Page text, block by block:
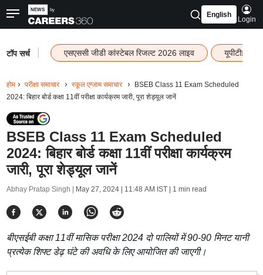
English
Login
टॉप सर्च एसएससी जीडी कांस्टेबल रिजल्ट 2026 लाइव यूपीटीईटी
होम परीक्षा समाचार स्कूल एग्जाम समाचार
BSEB Class 11 Exam Scheduled
2024: बिहार बोर्ड कक्षा 11वीं परीक्षा कार्यक्रम जारी, पूरा शेड्यूल जानें
BSEB Class 11 Exam Scheduled
2024: बिहार बोर्ड कक्षा 11वीं परीक्षा कार्यक्रम
जारी, पूरा शेड्यूल जानें
Abhay Pratap Singh | May 27, 2024 | 11:48 AM IST| 1 min read
बीएसईबी कक्षा 11वीं मासिक परीक्षा 2024 दो पालियों में 90-90 मिनट यानी
प्रत्येक शिफ्ट डेढ़ घंटे की अवधि के लिए आयोजित की जाएगी।